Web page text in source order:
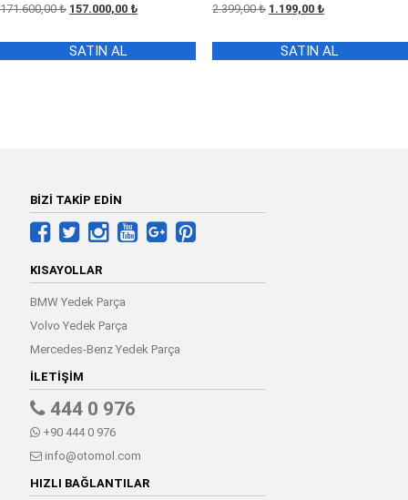
171.600,00₺ Orijinal
171.600,00 ₺.
157.000,00 ₺Şu
fiyat:
157.000,00 ₺.
SATIN AL
2.399,00₺ Orijinal
2.399,00 ₺.
1.199,00 ₺Şu
fiyat:
1.199,00 ₺.
SATIN AL
BİZİ TAKİP EDİN
KISAYOLLAR
BMW Yedek Parça
Volvo Yedek Parça
Mercedes-Benz Yedek Parça
İLETIŞIM
444 0 976
+90 444 0 976
info@otomol.com
HIZLI BAĞLANTILAR